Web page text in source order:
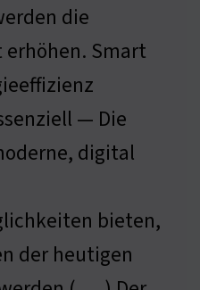
die
Smart
— Die
digital
bieten,
der heutigen